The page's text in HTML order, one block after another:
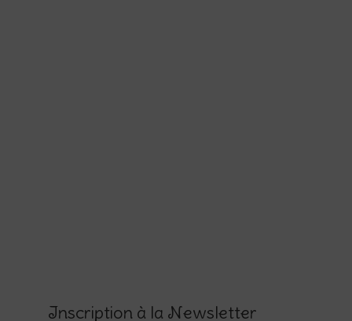
Inscription à la Newsletter